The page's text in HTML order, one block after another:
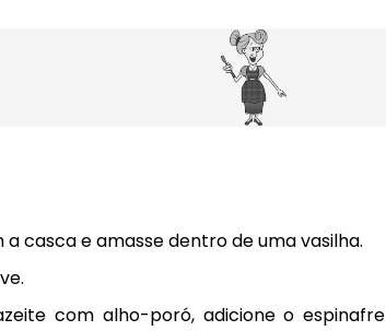
casca e amasse dentro de uma vasilha.
com alho-poró, adicione o espinafre